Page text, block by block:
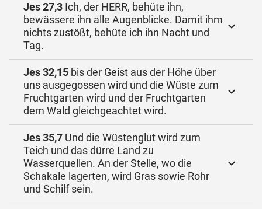
Jes 27,3 Ich, der HERR, behüte ihn,
bewässere ihn alle Augenblicke. Damit ihm
nichts zustößt, behüte ich ihn Nacht und
Tag.
Jes 32,15 bis der Geist aus der Höhe über
uns ausgegossen wird und die Wüste zum
Fruchtgarten wird und der Fruchtgarten
dem Wald gleichgeachtet wird.
Jes 35,7 Und die Wüstenglut wird zum
Teich und das dürre Land zu
Wasserquellen. An der Stelle, wo die
Schakale lagerten, wird Gras sowie Rohr
und Schilf sein.